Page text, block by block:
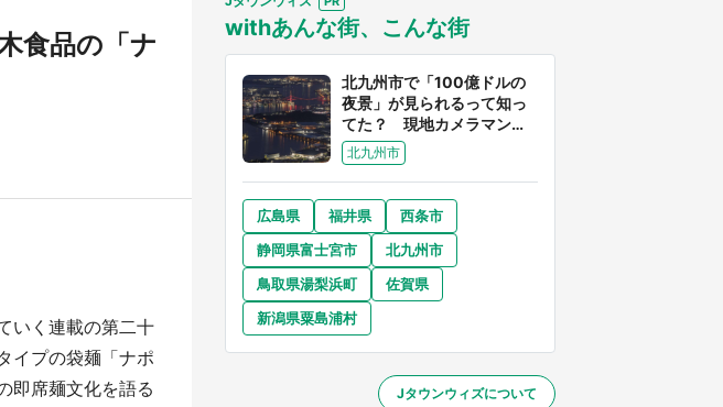
岩手 宮城 山形 福島
千葉 東京 神奈川
奈良 和歌山
山口
佐賀 長崎 大分 宮崎
物語がはじまる町へ ふるさと納税
『薬屋のひとりごと』の〝舞〟の世界
1～10／26】
日向翔陽＆影山飛雄が笹かまを食べ
る！ アニメ『ハイキュー！！』×老
舗「鐘崎」コラボで限定グッズも【8
／1～31】
食品の「ナ
いく連載の第二十
イプの袋麺「ナポ
即席麺文化を語る
withあんな街、こんな街
北九州市で「100億ドルの
夜景」が見られるって知っ
てた？ 現地カメラマンに
聞く、きらめく光を捉える
方法
北九州市
広島県 福井県
西条市
静岡県富士宮市
北九州市
鳥取県湯梨浜町
佐賀県
新潟県粟島浦村
Jタウンウィズについて